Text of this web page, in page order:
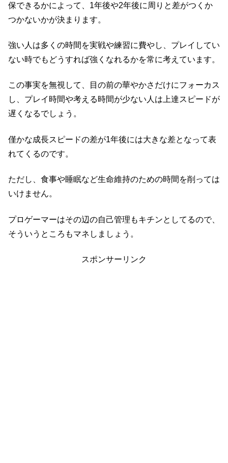
保できるかによって、1年後や2年後に周りと差がつくか
つかないかが決まります。
強い人は多くの時間を実戦や練習に費やし、プレイしてい
ない時でもどうすれば強くなれるかを常に考えています。
この事実を無視して、目の前の華やかさだけにフォーカス
し、プレイ時間や考える時間が少ない人は上達スピードが
遅くなるでしょう。
僅かな成長スピードの差が1年後には大きな差となって表
れてくるのです。
ただし、食事や睡眠など生命維持のための時間を削っては
いけません。
プロゲーマーはその辺の自己管理もキチンとしてるので、
そういうところもマネしましょう。
スポンサーリンク